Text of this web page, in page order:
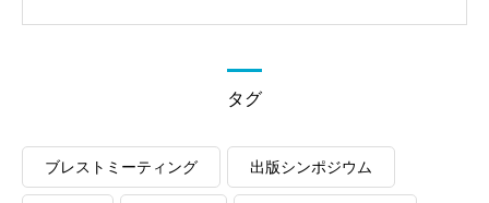
タグ
ブレストミーティング 出版シンポジウム